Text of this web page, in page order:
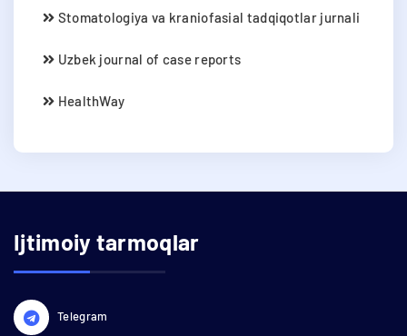
Stomatologiya va kraniofasial tadqiqotlar jurnali
Uzbek journal of case reports
HealthWay
Ijtimoiy tarmoqlar
Telegram